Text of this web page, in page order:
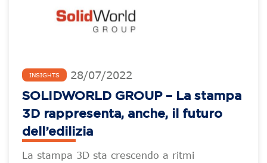
INSIGHTS 28/07/2022
SOLIDWORLD GROUP – La stampa
3D rappresenta, anche, il futuro
dell’edilizia
La stampa 3D sta crescendo a ritmi